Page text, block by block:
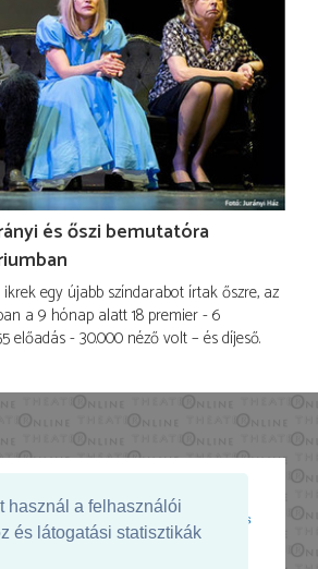
használ a felhasználói
és látogatási statisztikák
és őszi bemutatóra
egy újabb színdarabot írtak őszre, az
a 9 hónap alatt 18 premier - 6
előadás - 30.000 néző volt – és díjeső.
támogatja: